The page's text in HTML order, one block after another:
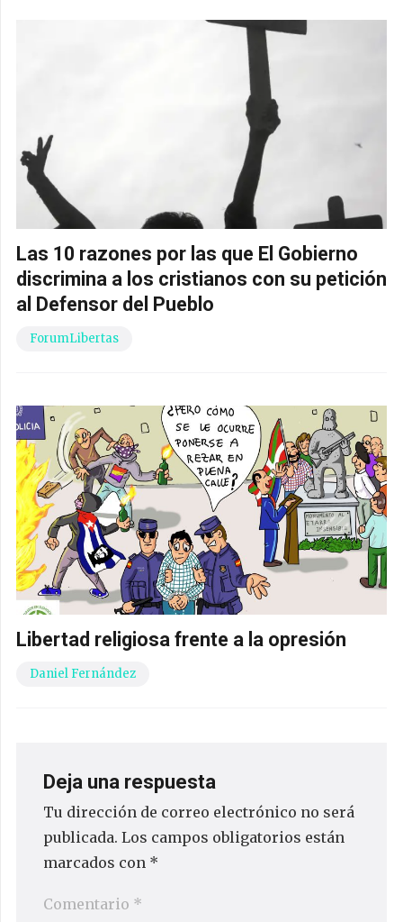
Las 10 razones por las que El Gobierno
discrimina a los cristianos con su petición
al Defensor del Pueblo
ForumLibertas
Libertad religiosa frente a la opresión
Daniel Fernández
Deja una respuesta
Tu dirección de correo electrónico no será
publicada. Los campos obligatorios están
marcados con *